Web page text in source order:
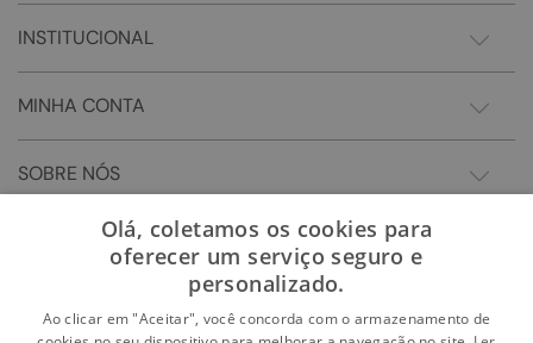
INSTITUCIONAL
MINHA CONTA
SOBRE NÓS
Olá, coletamos os cookies para
oferecer um serviço seguro e
personalizado.
Ao clicar em "Aceitar", você concorda com o armazenamento de